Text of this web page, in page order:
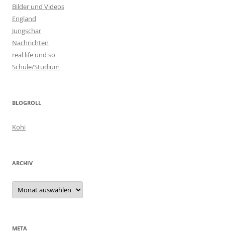
Bilder und Videos
England
Jungschar
Nachrichten
real life und so
Schule/Studium
BLOGROLL
Kohi
ARCHIV
Archiv
META